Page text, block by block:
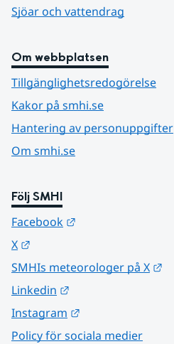
Sjöar och vattendrag
Om webbplatsen
Tillgänglighetsredogörelse
Kakor på smhi.se
Hantering av personuppgifter
Om smhi.se
Följ SMHI
Facebook
X
SMHIs meteorologer på X
Linkedin
Instagram
Policy för sociala medier